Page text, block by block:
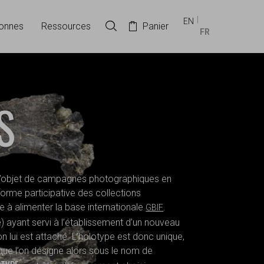
Ressources Rechercher dans la collection
Panier
EN
FR
de campagnes photographiques en
participative des collections
à alimenter la base internationale GBIF.
servi à l’établissement d’un nouveau
lui est attaché. L’holotype est donc unique,
l’on désigne alors sous le nom de